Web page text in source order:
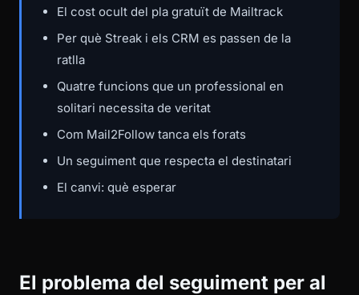
El cost ocult del pla gratuït de Mailtrack
Per què Streak i els CRM es passen de la
ratlla
Quatre funcions que un professional en
solitari necessita de veritat
Com Mail2Follow tanca els forats
Un seguiment que respecta el destinatari
El canvi: què esperar
El problema del seguiment per al